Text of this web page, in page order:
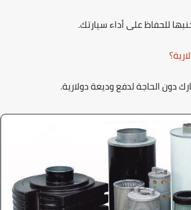
دون الحاجة لدفع وديعة دولارية.